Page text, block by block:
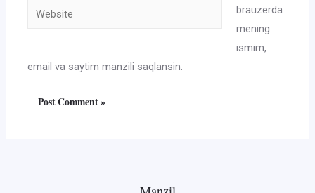
Website
brauzerda
mening
ismim,
email va saytim manzili saqlansin.